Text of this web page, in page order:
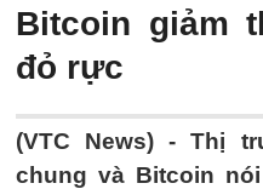
Bitcoin giảm
đỏ rực
(VTC News) -Thị
chung và Bitcoin